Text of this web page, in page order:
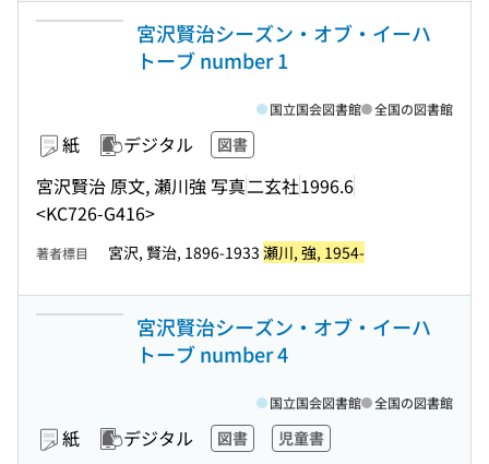
宮沢賢治シーズン・オブ・イーハ
トーブ number 1
紙 デジタル 図書
宮沢賢治 原文, 瀬川強 写真二玄社1996.6
<KC726-G416>
国立国会図書館 全国の図書館
著者標目 宮沢, 賢治, 1896-1933 瀬川, 強, 1954-
宮沢賢治シーズン・オブ・イーハ
トーブ number 4
紙 デジタル 図書 児童書
国立国会図書館 全国の図書館